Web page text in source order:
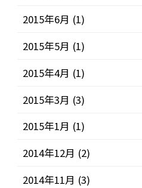
2015年6月 (1)
2015年5月 (1)
2015年4月 (1)
2015年3月 (3)
2015年1月 (1)
2014年12月 (2)
2014年11月 (3)